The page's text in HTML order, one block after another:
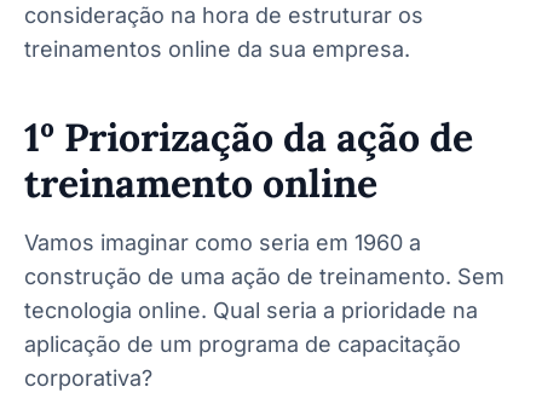
consideração na hora de estruturar os
treinamentos online da sua empresa.
1º Priorização da ação de
treinamento online
Vamos imaginar como seria em 1960 a
construção de uma ação de treinamento. Sem
tecnologia online. Qual seria a prioridade na
aplicação de um programa de capacitação
corporativa?